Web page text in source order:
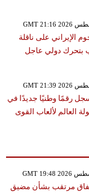
الإيراني على ناقلة
بتحرك دولي عاجل
رقمًا وطنيًا جديدًا في
العالم لألعاب القوى
مرتقب بشأن مضيق